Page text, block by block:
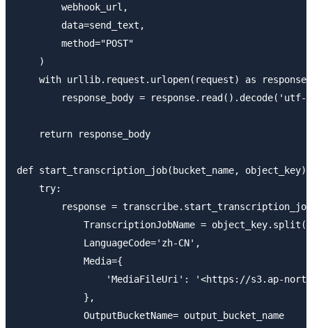
        webhook_url,
        data=send_text,
        method="POST"
    )
    with urllib.request.urlopen(request) as response:
response_body = response.read().decode('utf-
    return response_body
def start_transcription_job(bucket_name, object_key):
    try:
response =
TranscriptionJobName =
            LanguageCode='zh-CN',
            Media={
'MediaFileUri': '<https://s3.ap-
            },
            OutputBucketName= output_bucket_name